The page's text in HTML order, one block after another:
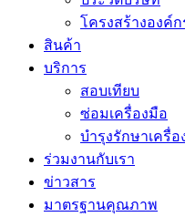
โครงสร้างองค์ก
สินค้า
บริการ
สอบเทียบ
ซ่อมเครื่องมือ
บำรุงรักษาเครื่อ
ร่วมงานกับเรา
ข่าวสาร
มาตรฐานคุณภาพ